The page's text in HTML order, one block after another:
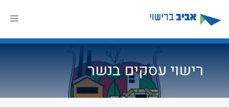
לתוכן
רישוי עסקים בנשר